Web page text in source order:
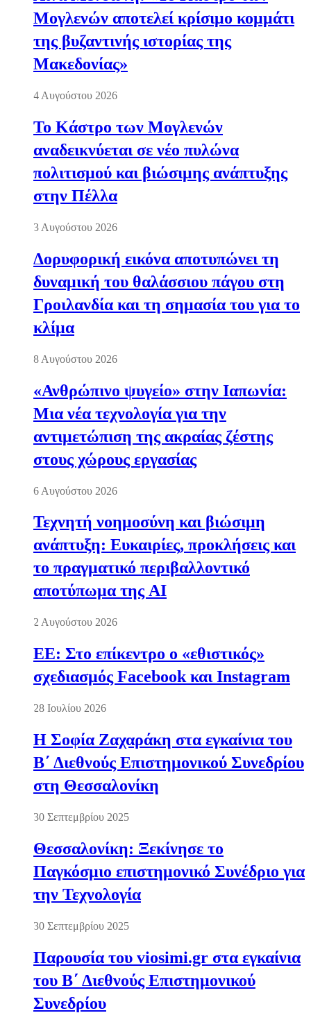
Μογλενών αποτελεί κρίσιμο κομμάτι
της βυζαντινής ιστορίας της
Μακεδονίας»
4 Αυγούστου 2026
Το Κάστρο των Μογλενών
αναδεικνύεται σε νέο πυλώνα
πολιτισμού και βιώσιμης ανάπτυξης
στην Πέλλα
3 Αυγούστου 2026
Δορυφορική εικόνα αποτυπώνει τη
δυναμική του θαλάσσιου πάγου στη
Γροιλανδία και τη σημασία του για το
κλίμα
8 Αυγούστου 2026
«Ανθρώπινο ψυγείο» στην Ιαπωνία:
Μια νέα τεχνολογία για την
αντιμετώπιση της ακραίας ζέστης
στους χώρους εργασίας
6 Αυγούστου 2026
Τεχνητή νοημοσύνη και βιώσιμη
ανάπτυξη: Ευκαιρίες, προκλήσεις και
το πραγματικό περιβαλλοντικό
αποτύπωμα της AI
2 Αυγούστου 2026
ΕΕ: Στο επίκεντρο ο «εθιστικός»
σχεδιασμός Facebook και Instagram
28 Ιουλίου 2026
Η Σοφία Ζαχαράκη στα εγκαίνια του
Β΄ Διεθνούς Επιστημονικού Συνεδρίου
στη Θεσσαλονίκη
30 Σεπτεμβρίου 2025
Θεσσαλονίκη: Ξεκίνησε το
Παγκόσμιο επιστημονικό Συνέδριο για
την Τεχνολογία
30 Σεπτεμβρίου 2025
Παρουσία του viosimi.gr στα εγκαίνια
του Β΄ Διεθνούς Επιστημονικού
Συνεδρίου